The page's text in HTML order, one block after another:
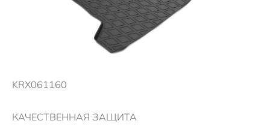
Новости
KRX061160
КАЧЕСТВЕННАЯ ЗАЩИТА